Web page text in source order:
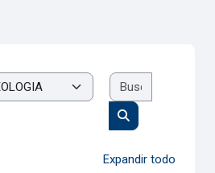
Buscar cursos
Expandir todo